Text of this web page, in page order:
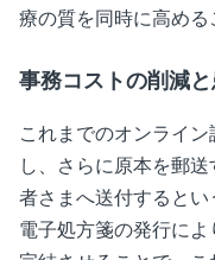
療の質を同時に高める
事務コストの削減
これまでのオンライ
し、さらに原本を郵
者さまへ送付するとい
電子処方箋の発行に